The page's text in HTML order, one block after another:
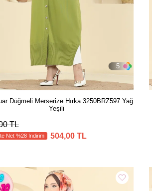
5
Düğmeli Merserize Hırka 3250BRZ597 Yağ
Yeşili
TL
Net %28 İndirim 504,00 TL